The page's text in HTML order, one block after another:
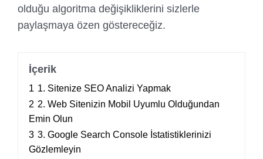
olduğu algoritma değişikliklerini sizlerle
paylaşmaya özen göstereceğiz.
İçerik
1 1. Sitenize SEO Analizi Yapmak
2 2. Web Sitenizin Mobil Uyumlu Olduğundan
Emin Olun
3 3. Google Search Console İstatistiklerinizi
Gözlemleyin